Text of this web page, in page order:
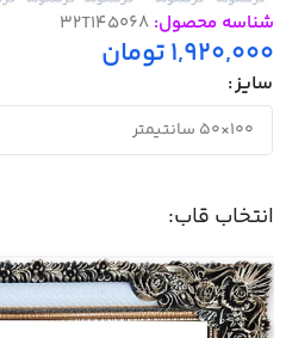
شناسه محصول: 32T145068
1,920,000تومان
سایز
انتخاب قاب: